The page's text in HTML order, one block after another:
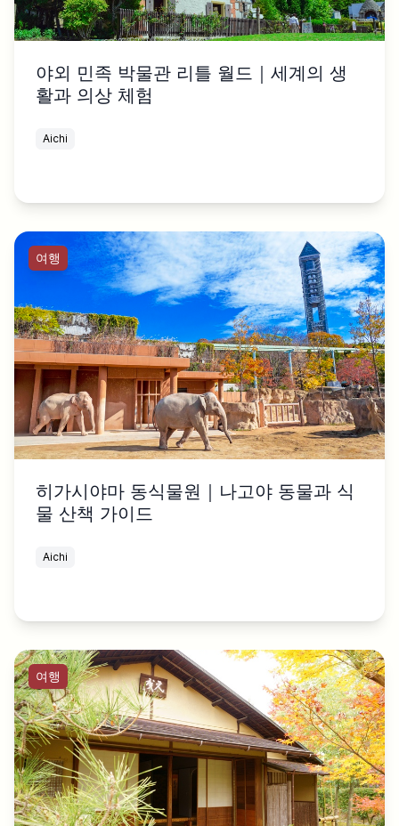
야외 민족 박물관 리틀 월드｜세계의 생
활과 의상 체험
Aichi
여행
히가시야마 동식물원｜나고야 동물과 식
물 산책 가이드
Aichi
여행